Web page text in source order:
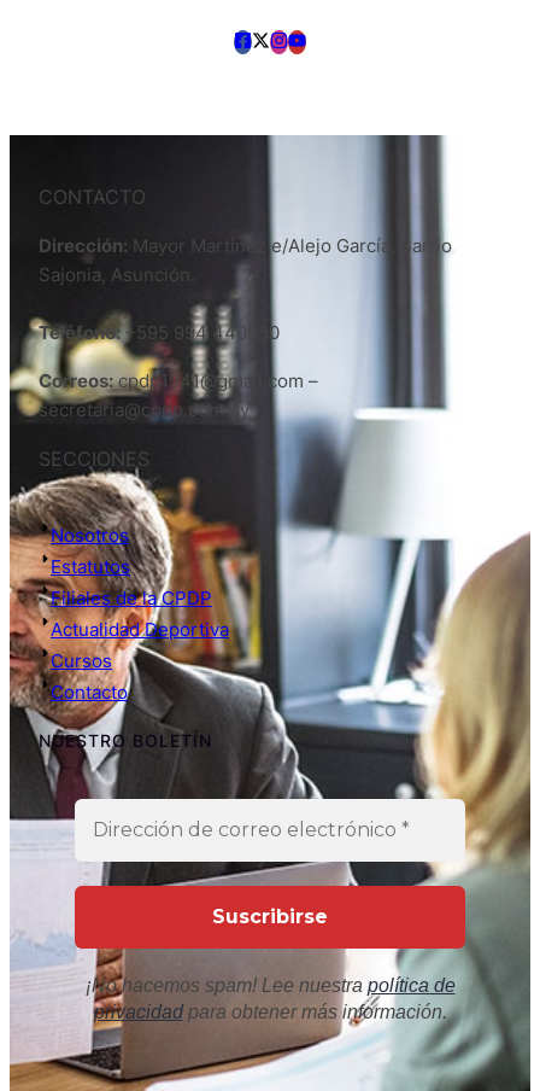
CONTACTO
Dirección: Mayor Martinez e/Alejo García, Barrio
Sajonia, Asunción.
Teléfono:+595 994 440950
Correos:cpdp1941@gmail.com –
secretaria@cpdp.com.py
SECCIONES
Nosotros
Estatutos
Filiales de la CPDP
Actualidad Deportiva
Cursos
Contacto
NUESTRO BOLETÍN
¡No hacemos spam! Lee nuestra política de
privacidadpara obtener más información.